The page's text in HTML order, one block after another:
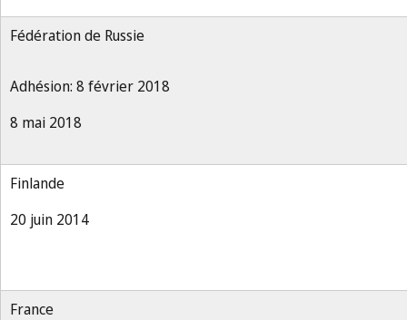
Fédération de Russie
Adhésion: 8 février 2018
8 mai 2018
Finlande
20 juin 2014
France